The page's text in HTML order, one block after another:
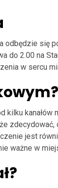
odbędzie się
do 2.00 na
w sercu
kanałów
zdecydować,
jest
ważne w